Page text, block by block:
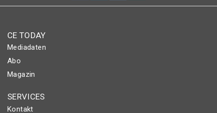
CE TODAY
Mediadaten
Abo
Magazin
SERVICES
Kontakt